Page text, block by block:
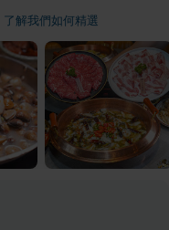
了解我們如何精選